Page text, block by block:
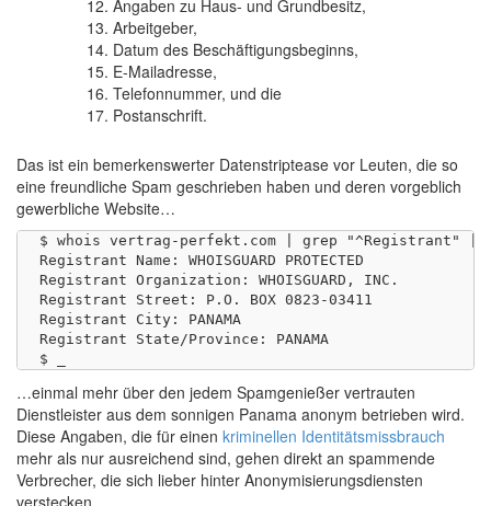
Angaben zu Haus- und Grundbesitz,
Arbeitgeber,
Datum des Beschäftigungsbeginns,
E-Mailadresse,
Telefonnummer, und die
Postanschrift.
Das ist ein bemerkenswerter Datenstriptease vor Leuten, die so
eine freundliche Spam geschrieben haben und deren vorgeblich
gewerbliche Website…
$ whois vertrag-perfekt.com | grep "^Registrant" |
Registrant Name: WHOISGUARD PROTECTED
Registrant Organization: WHOISGUARD, INC.
Registrant Street: P.O. BOX 0823-03411
Registrant City: PANAMA
Registrant State/Province: PANAMA
…einmal mehr über den jedem Spamgenießer vertrauten
Dienstleister aus dem sonnigen Panama anonym betrieben wird.
Diese Angaben, die für einen kriminellen Identitätsmissbrauch
mehr als nur ausreichend sind, gehen direkt an spammende
Verbrecher, die sich lieber hinter Anonymisierungsdiensten